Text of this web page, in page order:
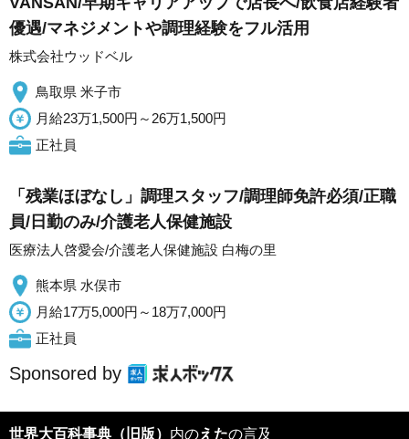
優遇/マネジメントや調理経験をフル活用
株式会社ウッドベル
鳥取県 米子市
月給23万1,500円～26万1,500円
正社員
「残業ほぼなし」調理スタッフ/調理師免許必須/正職
員/日勤のみ/介護老人保健施設
医療法人啓愛会/介護老人保健施設 白梅の里
熊本県 水俣市
月給17万5,000円～18万7,000円
正社員
Sponsored by
世界大百科事典（旧版） 内のえたの言及